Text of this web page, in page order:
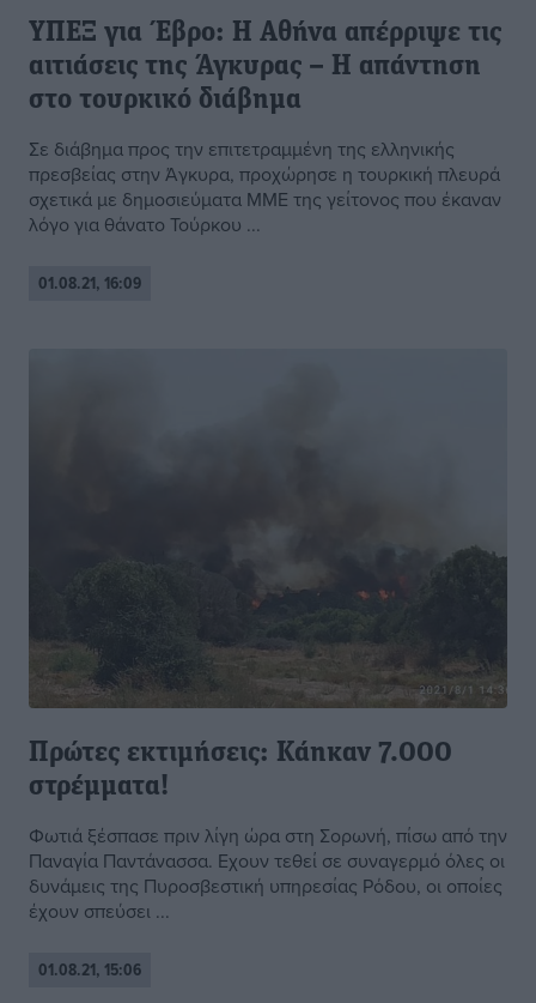
ΥΠΕΞ για Έβρο: Η Αθήνα απέρριψε τις
αιτιάσεις της Άγκυρας – Η απάντηση
στο τουρκικό διάβημα
Σε διάβημα προς την επιτετραμμένη της ελληνικής
πρεσβείας στην Άγκυρα, προχώρησε η τουρκική πλευρά
σχετικά με δημοσιεύματα ΜΜΕ της γείτονος που έκαναν
λόγο για θάνατο Τούρκου ...
01.08.21, 16:09
Πρώτες εκτιμήσεις: Κάηκαν 7.000
στρέμματα!
Φωτιά ξέσπασε πριν λίγη ώρα στη Σορωνή, πίσω από την
Παναγία Παντάνασσα. Εχουν τεθεί σε συναγερμό όλες οι
δυνάμεις της Πυροσβεστική υπηρεσίας Ρόδου, οι οποίες
έχουν σπεύσει ...
01.08.21, 15:06